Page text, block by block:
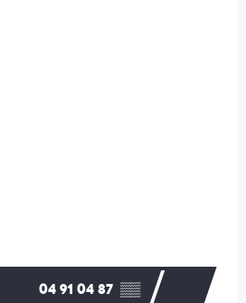
04 91 04 87 ▒▒